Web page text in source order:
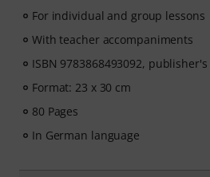
For individual and group lessons
With teacher accompaniments
ISBN 9783868493092,
Format: 23 x 30 cm
80 Pages
In German language